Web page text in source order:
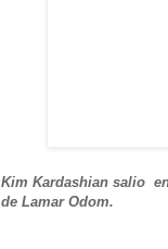
Kim Kardashian salio
de Lamar Odom.